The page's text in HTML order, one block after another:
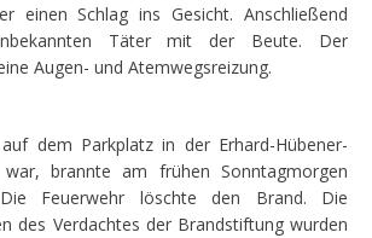
einen Schlag ins Gesicht. Anschließend
Täter mit der Beute. Der
Augen- und Atemwegsreizung.
dem Parkplatz in der Erhard-Hübener-
brannte am frühen Sonntagmorgen
Feuerwehr löschte den Brand. Die
des Verdachtes der Brandstiftung wurden